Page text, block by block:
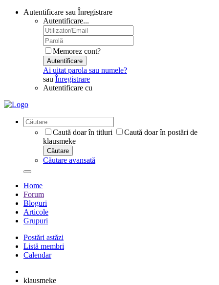
Autentificare sau Înregistrare
Autentificare...
Memorez cont?
Autentificare
Ai uitat parola sau numele?
sau Înregistrare
Autentificare cu
Caută doar în titluri
Caută doar în postări de
klausmeke
Căutare
Căutare avansată
Home
Forum
Bloguri
Articole
Grupuri
Postări astăzi
Listă membri
Calendar
klausmeke